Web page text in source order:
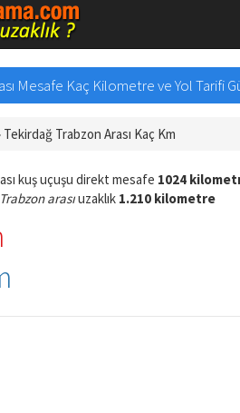
Mesafe Kaç Kilometre ve Yol Tarifi
Tekirdağ Trabzon Arası Kaç Km
kuş uçuşu direkt mesafe 1024
arasıuzaklık 1.210 kilometre